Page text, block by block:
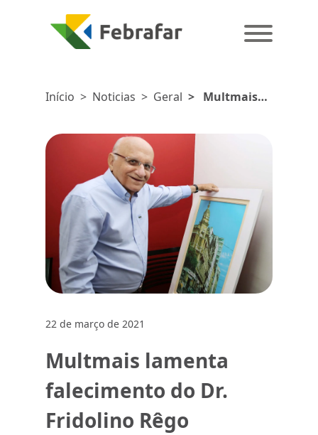
Início > Noticias > Geral > Multmais
falecimento do
Dr. Fridolino
Rêgo
22 de março de 2021
Multmais lamenta
falecimento do Dr.
Fridolino Rêgo